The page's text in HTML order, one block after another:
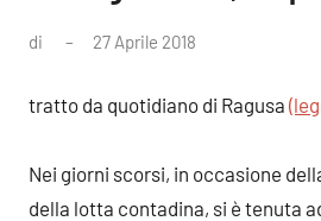
di 27 Aprile 2018
tratto da quotidiano di Ragusa
Nei giorni scorsi, in occasione
della lotta contadina, si è tenuta